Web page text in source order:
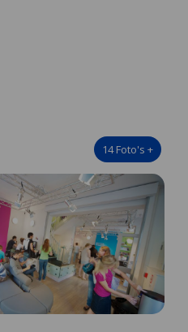
14Foto's +